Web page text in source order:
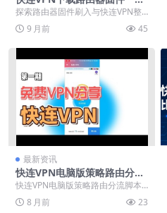
刷入
探索路由器固件刷入与快连VPN整
合部署方案，实现全屋网络自动加
密覆盖。本指南详解...
9 月前 45
最新资讯
快连VPN电脑版策略路由分流
脚本
快连VPN电脑版策略路由分流脚本
实现国内外流量智能分配，通过动
态识别访问目标将跨...
8 月前 23